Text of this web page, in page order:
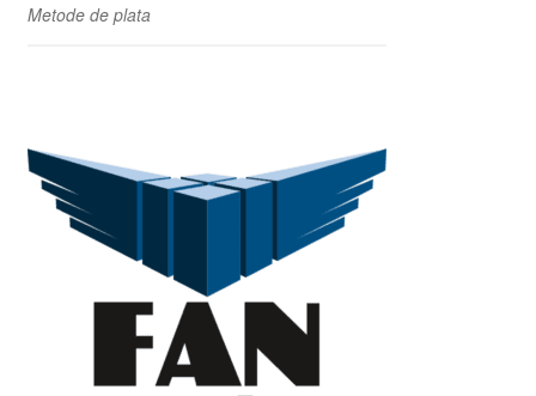
Metode de plata